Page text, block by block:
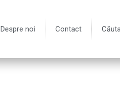
Despre noi Contact